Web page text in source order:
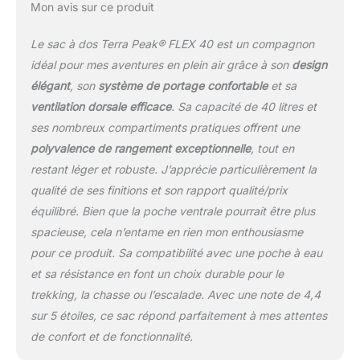
anatomiquement et
adaptables
individuellement, avec
élastique réglable en
hauteur et une ceinture
ventrale amovible.
FONCTIONNALITÉS
dos de randonnée et
daypack polyvalent. Il
offre un grand
compartiment principal
avec une pochette A4
pour l'ordinateur portable
ou la tablette et convient
donc aussi pour l'école,
l'université, le travail. Il
Mon avis sur ce produit
Le sac à dos Terra Peak® FLEX 40 est un compagnon
idéal pour mes aventures en plein air grâce à son design
élégant, son système de portage confortableet sa
ventilation dorsale efficace. Sa capacité de 40 litres et
ses nombreux compartiments pratiques offrent une
polyvalence de rangement exceptionnelle, tout en
restant léger et robuste. J’apprécie particulièrement la
qualité de ses finitions et son rapport qualité/prix
équilibré. Bien que la poche ventrale pourrait être plus
spacieuse, cela n’entame en rien mon enthousiasme
pour ce produit. Sa compatibilité avec une poche à eau
et sa résistance en font un choix durable pour le
trekking, la chasse ou l’escalade. Avec une note de 4,4
sur 5 étoiles, ce sac répond parfaitement à mes attentes
de confort et de fonctionnalité.